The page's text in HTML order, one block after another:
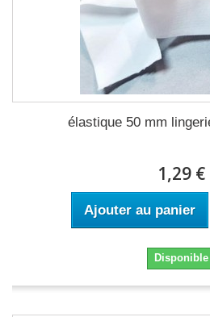
élastique 50 mm
1,29 €
Ajouter au panier
Disponible